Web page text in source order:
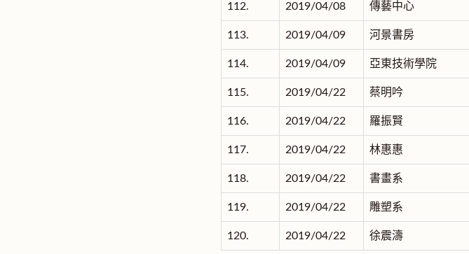
112. 2019/04/08 傳藝中心
113. 2019/04/09 河景書房
114. 2019/04/09 亞東技術學院
115. 2019/04/22 蔡明吟
116. 2019/04/22 羅振賢
117. 2019/04/22 林惠惠
118. 2019/04/22 書畫系
119. 2019/04/22 雕塑系
120. 2019/04/22 徐震濤